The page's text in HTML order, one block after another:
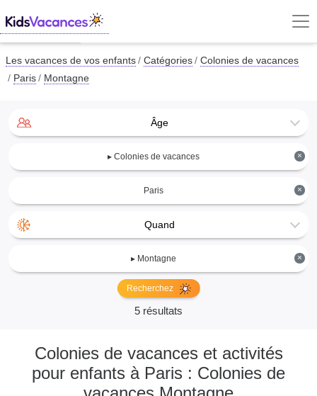
Les vacances de vos enfants Catégories
Colonies de vacances
Paris
Montagne
Âge
×
▸ Colonies de vacances
×
Paris
Quand
×
▸ Montagne
Recherchez
5 résultats
Colonies de vacances et activités
pour enfants à Paris : Colonies de